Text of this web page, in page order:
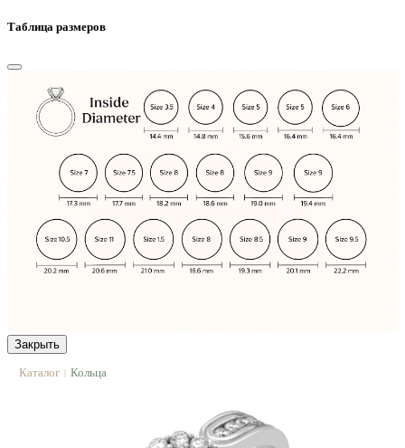
Таблица размеров
Закрыть
Каталог | Кольца